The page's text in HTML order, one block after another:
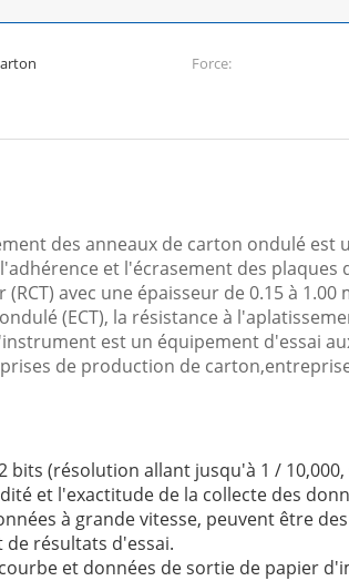
Force:
des anneaux de carton ondulé
et l'écrasement des
avec une épaisseur de 0.15 à
(ECT), la résistance à
est un équipement d'essai
de production de
(résolution allant jusqu'à 1 / 10,000,
et l'exactitude de la collecte des
à grande vitesse, peuvent être
résultats d'essai.
et données de sortie de papier